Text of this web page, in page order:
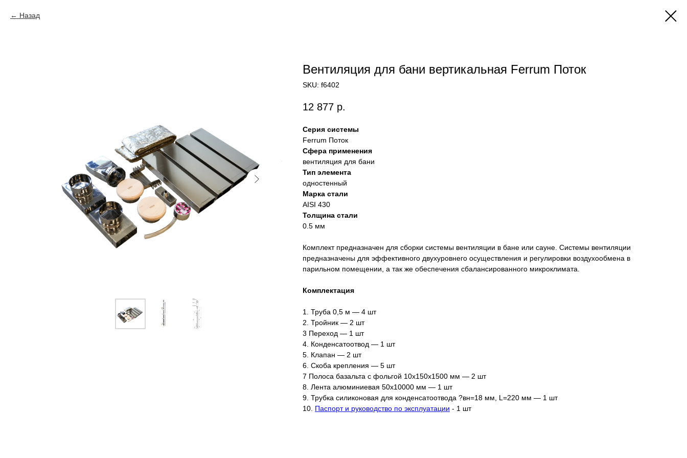
Назад
Вентиляция для бани вертикальная Ferrum Поток
SKU: f6402
12 877 р.
Серия системы
Ferrum Поток
Сфера применения
вентиляция для бани
Тип элемента
одностенный
Марка стали
AISI 430
Толщина стали
0.5 мм
Комплект предназначен для сборки системы вентиляции в бане или сауне. Системы вентиляции
предназначены для эффективного двухуровнего осуществления и регулировки воздухообмена в
парильном помещении, а так же обеспечения сбалансированного микроклимата.
Комплектация
1. Труба 0,5 м — 4 шт
2. Тройник — 2 шт
3 Переход — 1 шт
4. Конденсатоотвод — 1 шт
5. Клапан — 2 шт
6. Скоба крепления — 5 шт
7 Полоса базальта с фольгой 10x150x1500 мм — 2 шт
8. Лента алюминиевая 50х10000 мм — 1 шт
9. Трубка силиконовая для конденсатоотвода ?вн=18 мм, L=220 мм — 1 шт
10. Паспорт и руководство по эксплуатации - 1 шт